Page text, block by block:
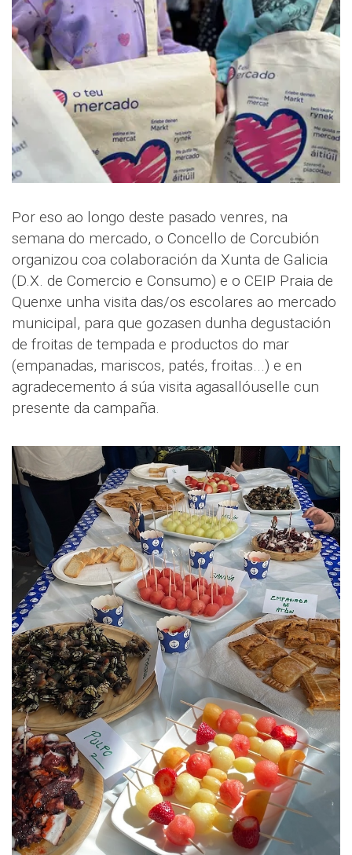
Por eso ao longo deste pasado venres, na
semana do mercado, o Concello de Corcubión
organizou coa colaboración da Xunta de Galicia
(D.X. de Comercio e Consumo) e o CEIP Praia de
Quenxe unha visita das/os escolares ao mercado
municipal, para que gozasen dunha degustación
de froitas de tempada e productos do mar
(empanadas, mariscos, patés, froitas...) e en
agradecemento á súa visita agasallóuselle cun
presente da campaña.